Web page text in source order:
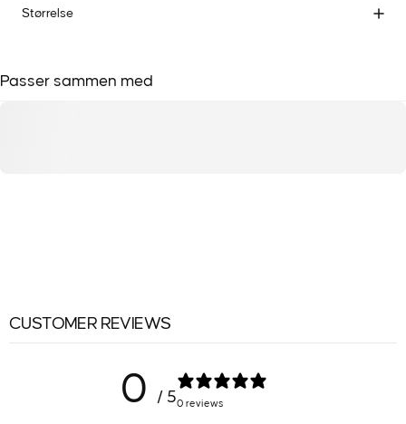
Størrelse
Passer sammen med
CUSTOMER REVIEWS
0 / 50 reviews